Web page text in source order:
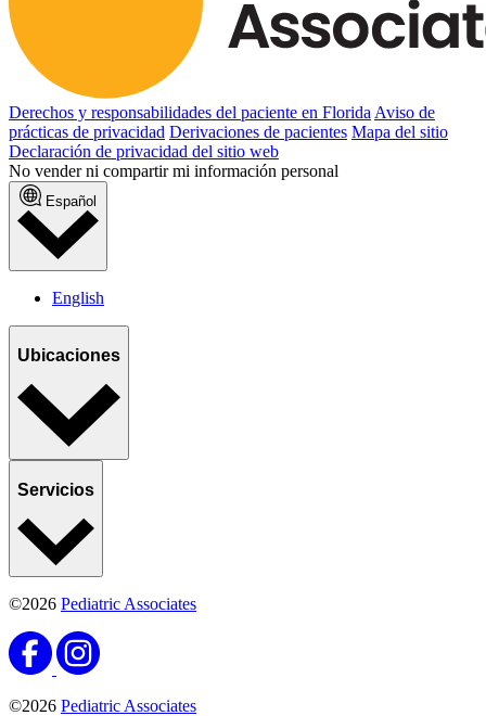
Derechos y responsabilidades del paciente en Florida Aviso de
prácticas de privacidad Derivaciones de pacientes Mapa del sitio
Declaración de privacidad del sitio web
No vender ni compartir mi información personal
Español
English
Ubicaciones
Servicios
©2026 Pediatric Associates
©2026 Pediatric Associates